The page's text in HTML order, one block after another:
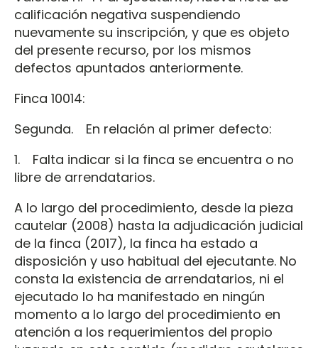
calificación negativa suspendiendo
nuevamente su inscripción, y que es objeto
del presente recurso, por los mismos
defectos apuntados anteriormente.
Finca 10014:
Segunda. En relación al primer defecto:
1. Falta indicar si la finca se encuentra o no
libre de arrendatarios.
A lo largo del procedimiento, desde la pieza
cautelar (2008) hasta la adjudicación judicial
de la finca (2017), la finca ha estado a
disposición y uso habitual del ejecutante. No
consta la existencia de arrendatarios, ni el
ejecutado lo ha manifestado en ningún
momento a lo largo del procedimiento en
atención a los requerimientos del propio